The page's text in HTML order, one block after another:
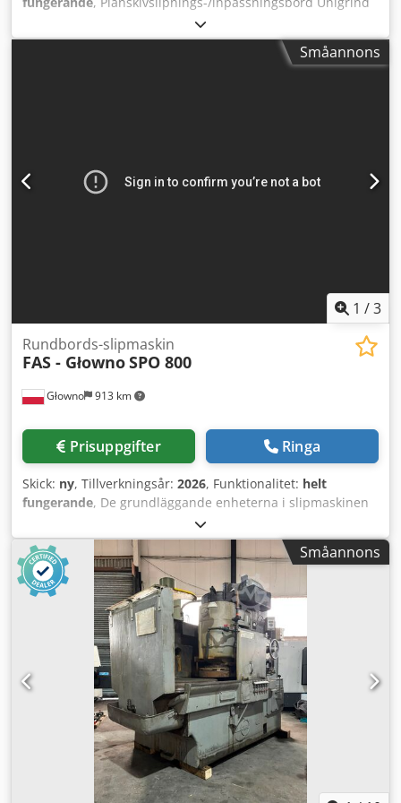
KSM600 till salu. Utrustningen är i gott skick och fullt
fungerande. Möjlighet att besikta och testa på plats.
Unigrind KSM600 är avsedd för slipning och inpassning av
av ventiler, spjäll och flänsar Robust industrihölje Stabil
och noggrann bearbetning Enkel och bekväm användning
Småannons
1 /3
Głowno 913 km
Rundbords-slipmaskin
FAS - GłownoSPO 800
Prisuppgifter Ringa
Skick: ny, Tillverkningsår: 2026, Funktionalitet: helt
fungerande, De grundläggande enheterna i slipmaskinen
inkluderar: bas, släde, kolumn med slipspindel, roterande
bord och styrskåp. Bordet drivs med en mekanisk
växellåda och en reduktor-frekvensomriktare, och utför en
roterande rörelse; bordets varvtal regleras via en
potentiometer på maskinens kontrollpanel. Vid manuell
drift kommer maskinen att tillåta pulserande bordrotation
styrd från operatörspanelen. Den tvärgående rörelsen
utförs av kolumnen med spindeln på rullstyrningar på
basen. Denna rörelse utförs via en kulskruv med remdrift
och en asynkronmotor styrd av en frekvensomriktare. Den
vertikala rörelsen utförs av spindelaggregatet på
glidstyrningar i kolumnen. För den vertikala matningen
används en kulskruv. Den kontinuerliga
kolumnförflyttningen justeras steglöst. Dessa värden ställs
in från styrpanelen. Maskinen kommer att vara utrustad
Småannons